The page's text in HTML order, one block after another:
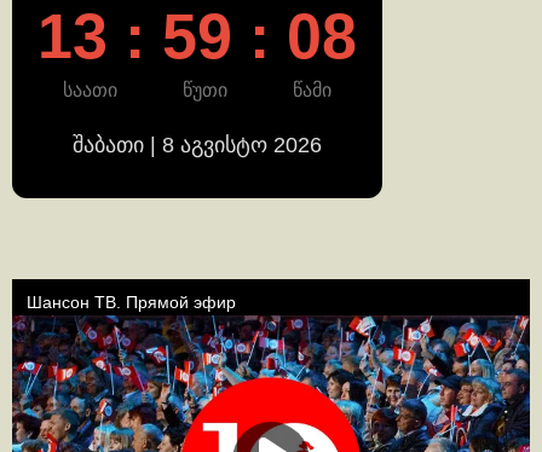
13 : 59 : 09
საათი წუთი წამი
შაბათი | 8 აგვისტო 2026